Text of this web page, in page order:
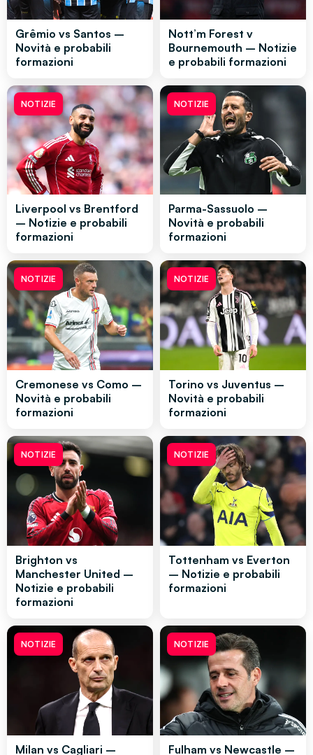
Grêmio vs Santos –
Novità e probabili
formazioni
Nott’m Forest v
Bournemouth – Notizie
e probabili formazioni
NOTIZIE
Liverpool vs Brentford
– Notizie e probabili
formazioni
NOTIZIE
Parma-Sassuolo –
Novità e probabili
formazioni
NOTIZIE
Cremonese vs Como –
Novità e probabili
formazioni
NOTIZIE
Torino vs Juventus –
Novità e probabili
formazioni
NOTIZIE
Brighton vs
Manchester United –
Notizie e probabili
formazioni
NOTIZIE
Tottenham vs Everton
– Notizie e probabili
formazioni
NOTIZIE
Milan vs Cagliari –
NOTIZIE
Fulham vs Newcastle –